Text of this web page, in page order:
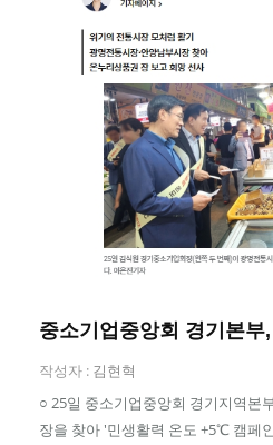
중소기업중앙회 경기본
작성자 : 김현혁
○ 25일 중소기업중앙회 경기지역본
장을 찾아 '민생활력 온도 +5℃ 캠페